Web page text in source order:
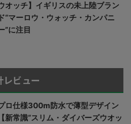
オッチ】イギリスの未上陸ブラン
ド“マーロウ・ウォッチ・カンパニ
”に注目
ビュー
ロ仕様300m防水で薄型デザイン
【新常識“スリム・ダイバーズウオッ